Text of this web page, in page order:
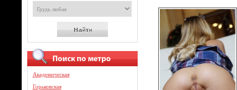
Академическая
Горьковская